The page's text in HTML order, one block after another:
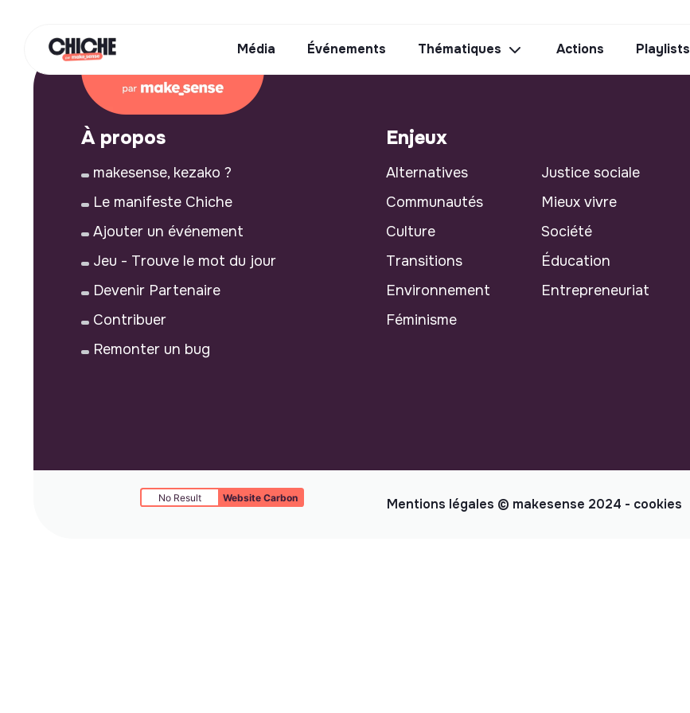
Média Événements Thématiques Actions Playlists
À propos
makesense, kezako ?
Le manifeste Chiche
Ajouter un événement
Jeu - Trouve le mot du jour
Devenir Partenaire
Contribuer
Remonter un bug
Enjeux
Alternatives
Communautés
Culture
Transitions
Environnement
Féminisme
Justice sociale
Mieux vivre
Société
Éducation
Entrepreneuriat
No Result Website Carbon Mentions légales © makesense 2024 - cookies